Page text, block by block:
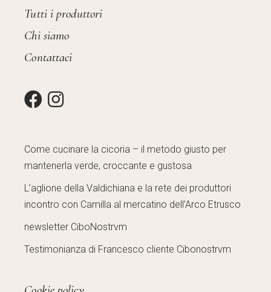
Tutti i produttori
Chi siamo
Contattaci
Come cucinare la cicoria – il metodo giusto per
mantenerla verde, croccante e gustosa
L’aglione della Valdichiana e la rete dei produttori
incontro con Camilla al mercatino dell’Arco Etrusco
newsletter CiboNostrvm
Testimonianza di Francesco cliente Cibonostrvm